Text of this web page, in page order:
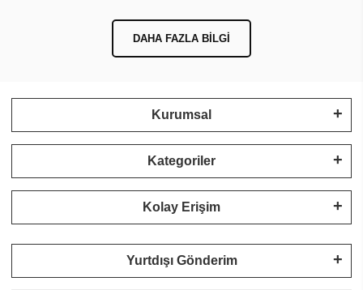
DAHA FAZLA BILGI
Kurumsal
Kategoriler
Kolay Erişim
Yurtdışı Gönderim